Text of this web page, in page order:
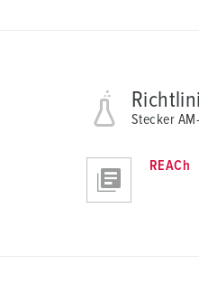
Stecker
REACh